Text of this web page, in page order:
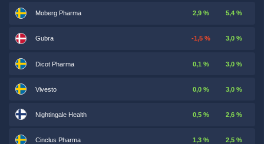
Moberg Pharma 2,9 % 5,4 %
Gubra -1,5 % 3,0 %
Dicot Pharma 0,1 % 3,0 %
Vivesto 0,0 % 3,0 %
Nightingale Health 0,5 % 2,6 %
Cinclus Pharma 1,3 % 2,5 %